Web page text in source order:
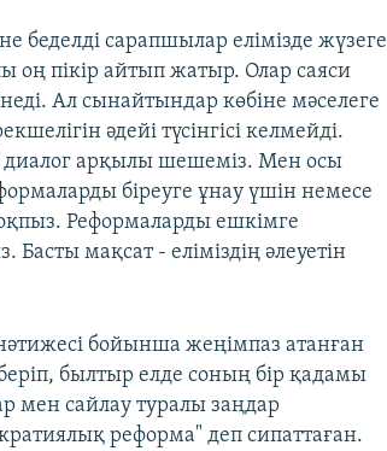
беделді сарапшылар елімізде жүзеге
оң пікір айтып жатыр. Олар саяси
Ал сынайтындар көбіне мәселеге
әдейі түсінгісі келмейді.
арқылы шешеміз. Мен осы
біреуге ұнау үшін немесе
Реформаларды ешкімге
мақсат - еліміздің әлеуетін
бойынша жеңімпаз атанған
былтыр елде соның бір қадамы
мен сайлау туралы заңдар
реформа" деп сипаттаған.